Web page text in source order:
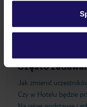
Ważne
Często
Jak zmienić
Czy w Hotelu będzie